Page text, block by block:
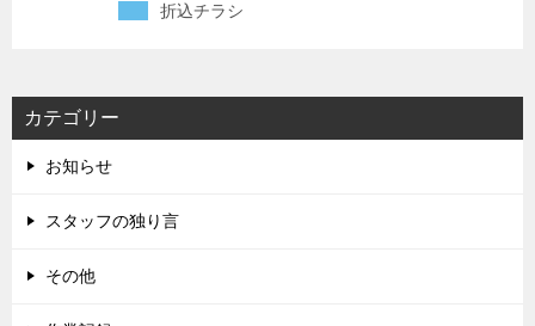
折込チラシ
カテゴリー
お知らせ
スタッフの独り言
その他